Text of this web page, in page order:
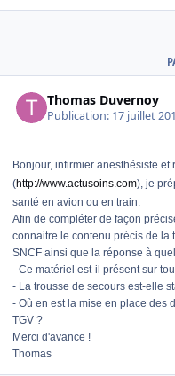
Thomas Duvernoy
Publication: 17 juillet
Bonjour, infirmier anesthésiste
(http://www.actusoins.com), je
santé en avion ou en train.
Afin de compléter de façon
connaitre le contenu précis de la
SNCF ainsi que la réponse à
- Ce matériel est-il présent sur
- La trousse de secours est-elle
- Où en est la mise en place des
TGV ?
Merci d'avance !
Thomas